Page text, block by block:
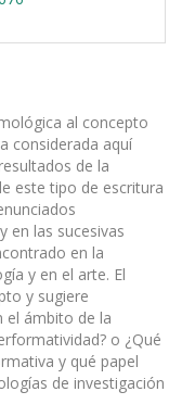
al concepto
considerada aquí
de la
este tipo de escritura
en las sucesivas
en la
y en el arte. El
y sugiere
el ámbito de la
o ¿Qué
y qué papel
de investigación